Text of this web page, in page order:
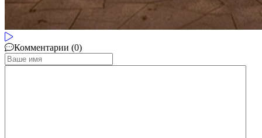
Комментарии (0)